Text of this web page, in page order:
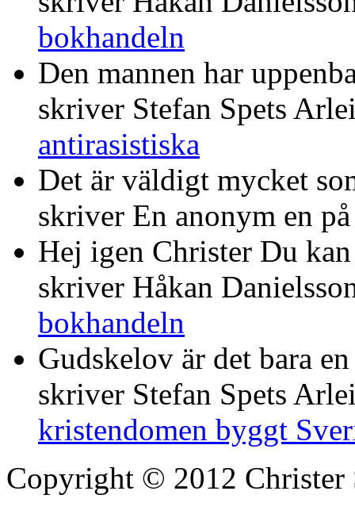
bokhandeln
Den mannen har
skriver Stefan Spets
antirasistiska
Det är väldigt mycket
skriver En anonym en
Hej igen Christer Du
skriver Håkan
bokhandeln
Gudskelov är det bara
skriver Stefan Spets
kristendomen byggt
Copyright © 2012